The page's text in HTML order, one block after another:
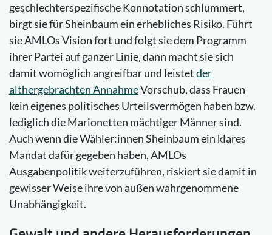
geschlechterspezifische Konnotation schlummert,
birgt sie für Sheinbaum ein erhebliches Risiko. Führt
sie AMLOs Vision fort und folgt sie dem Programm
ihrer Partei auf ganzer Linie, dann macht sie sich
damit womöglich angreifbar und leistetder
althergebrachten AnnahmeVorschub, dass Frauen
kein eigenes politisches Urteilsvermögen haben bzw.
lediglich die Marionetten mächtiger Männer sind.
Auch wenn die Wähler:innen Sheinbaum ein klares
Mandat dafür gegeben haben, AMLOs
Ausgabenpolitik weiterzuführen, riskiert sie damit in
gewisser Weise ihre von außen wahrgenommene
Unabhängigkeit.